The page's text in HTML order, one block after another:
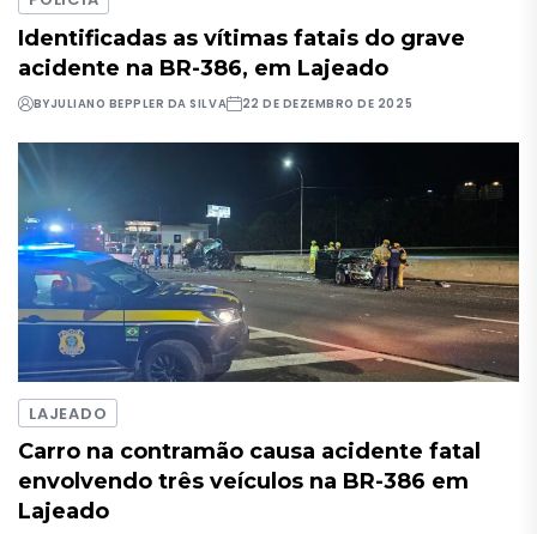
Identificadas as vítimas fatais do grave
acidente na BR-386, em Lajeado
BYJULIANO BEPPLER DA SILVA 22 DE DEZEMBRO DE 2025
LAJEADO
Carro na contramão causa acidente fatal
envolvendo três veículos na BR-386 em
Lajeado